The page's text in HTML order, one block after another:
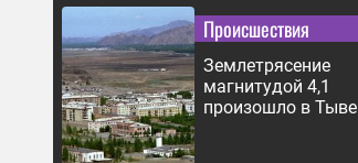
Происшествия
Землетрясение
магнитудой 4,1
произошло в Тыве